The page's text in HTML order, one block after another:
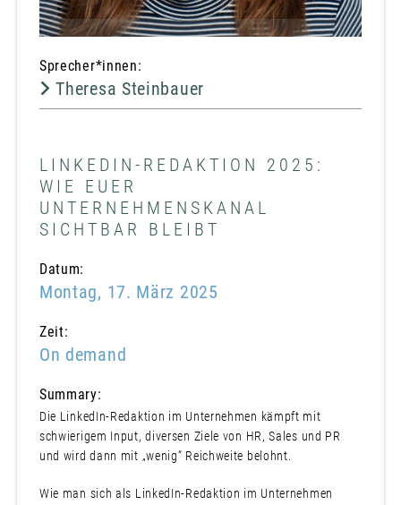
Sprecher*innen:
Theresa Steinbauer
LINKEDIN-REDAKTION 2025:
WIE EUER
UNTERNEHMENSKANAL
SICHTBAR BLEIBT
Datum:
Montag, 17. März 2025
Zeit:
On demand
Summary:
Die LinkedIn-Redaktion im Unternehmen kämpft mit
schwierigem Input, diversen Ziele von HR, Sales und PR
und wird dann mit „wenig“ Reichweite belohnt.
Wie man sich als LinkedIn-Redaktion im Unternehmen